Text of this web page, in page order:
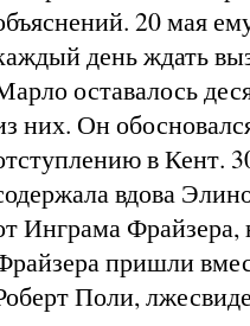
20 мая
день ждать
оставалось
них. Он
в Кент.
вдова
Инграма Фрайзера,
пришли
Поли,